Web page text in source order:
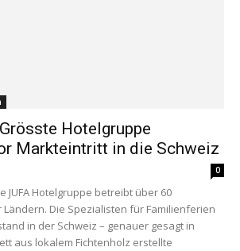
Hotelgruppe
Markteintritt in die Schweiz
0
JUFA Hotelgruppe betreibt über 60
Ländern. Die Spezialisten für Familienferien
in der Schweiz – genauer gesagt in
aus lokalem Fichtenholz erstellte